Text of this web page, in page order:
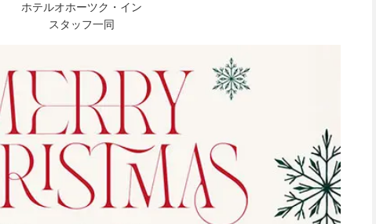
ホテルオホーツク・イン
スタッフ一同